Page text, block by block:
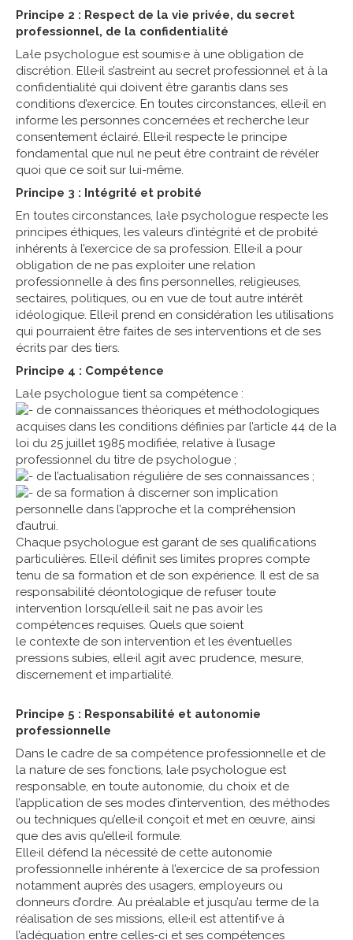
Principe 2 : Respect de la vie privée, du secret
professionnel, de la confidentialité
La·le psychologue est soumis·e à une obligation de
discrétion. Elle·il s’astreint au secret professionnel et à la
confidentialité qui doivent être garantis dans ses
conditions d’exercice. En toutes circonstances, elle·il en
informe les personnes concernées et recherche leur
consentement éclairé. Elle·il respecte le principe
fondamental que nul ne peut être contraint de révéler
quoi que ce soit sur lui-même.
Principe 3 : Intégrité et probité
En toutes circonstances, la·le psychologue respecte les
principes éthiques, les valeurs d’intégrité et de probité
inhérents à l’exercice de sa profession. Elle·il a pour
obligation de ne pas exploiter une relation
professionnelle à des fins personnelles, religieuses,
sectaires, politiques, ou en vue de tout autre intérêt
idéologique. Elle·il prend en considération les utilisations
qui pourraient être faites de ses interventions et de ses
écrits par des tiers.
Principe 4 : Compétence
La·le psychologue tient sa compétence :
de connaissances théoriques et méthodologiques
acquises dans les conditions définies par l’article 44 de la
loi du 25 juillet 1985 modifiée, relative à l’usage
professionnel du titre de psychologue ;
de l’actualisation régulière de ses connaissances ;
de sa formation à discerner son implication
personnelle dans l’approche et la compréhension
d’autrui.
Chaque psychologue est garant de ses qualifications
particulières. Elle·il définit ses limites propres compte
tenu de sa formation et de son expérience. Il est de sa
responsabilité déontologique de refuser toute
intervention lorsqu’elle·il sait ne pas avoir les
compétences requises. Quels que soient
le contexte de son intervention et les éventuelles
pressions subies, elle·il agit avec prudence, mesure,
discernement et impartialité.
Principe 5 : Responsabilité et autonomie
professionnelle
Dans le cadre de sa compétence professionnelle et de
la nature de ses fonctions, la·le psychologue est
responsable, en toute autonomie, du choix et de
l’application de ses modes d’intervention, des méthodes
ou techniques qu’elle·il conçoit et met en œuvre, ainsi
que des avis qu’elle·il formule.
Elle·il défend la nécessité de cette autonomie
professionnelle inhérente à l’exercice de sa profession
notamment auprès des usagers, employeurs ou
donneurs d’ordre. Au préalable et jusqu’au terme de la
réalisation de ses missions, elle·il est attentif·ve à
l’adéquation entre celles-ci et ses compétences